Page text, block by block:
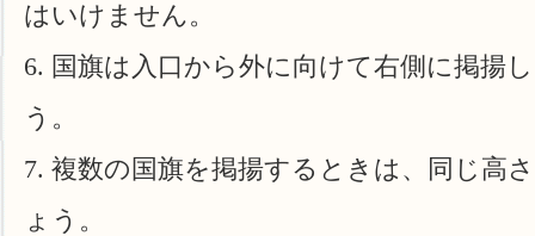
はいけません。
国旗は入口から外に向けて右側に掲揚
う。
複数の国旗を掲揚するときは、同じ高
ょう。